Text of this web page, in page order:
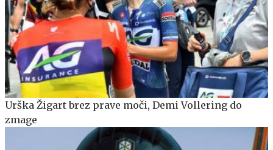
Urška Žigart brez prave moči, Demi Vollering do
zmage